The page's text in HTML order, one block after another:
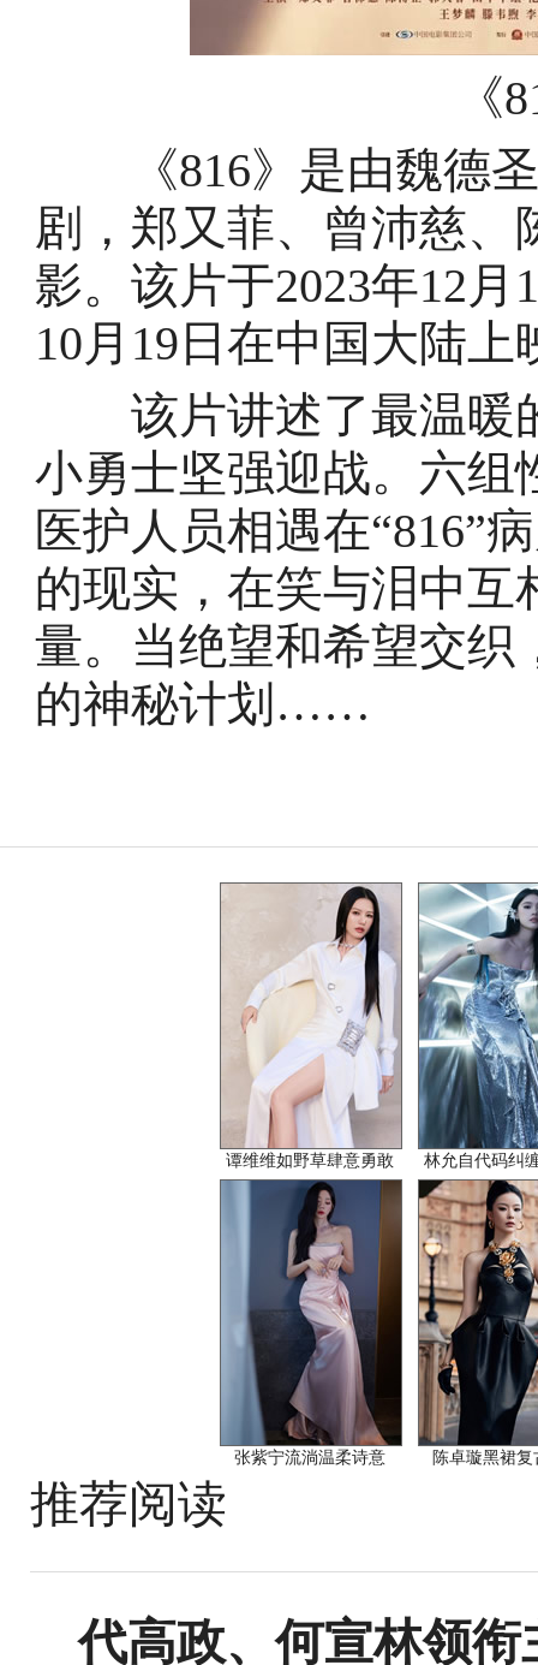
《
《816》是由魏德圣
剧，郑又菲、曾沛慈
影。该片于2023年12
10月19日在中国大陆上
该片讲述了最温暖
小勇士坚强迎战。六组
医护人员相遇在“816”
的现实，在笑与泪中互
量。当绝望和希望交织
的神秘计划……
谭维维如野草肆意勇敢 林允自代码纠
张紫宁流淌温柔诗意 陈卓璇黑裙复
推荐阅读
代高政、何宣林领